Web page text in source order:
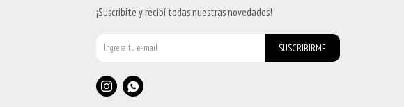
¡Suscribite y recibí todas nuestras novedades!
SUSCRIBIRME
 